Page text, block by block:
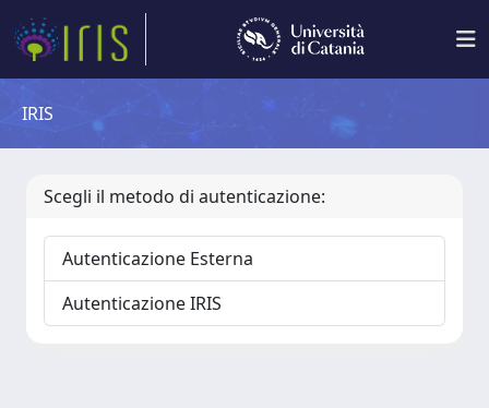
IRIS
Scegli il metodo di autenticazione:
Autenticazione Esterna
Autenticazione IRIS